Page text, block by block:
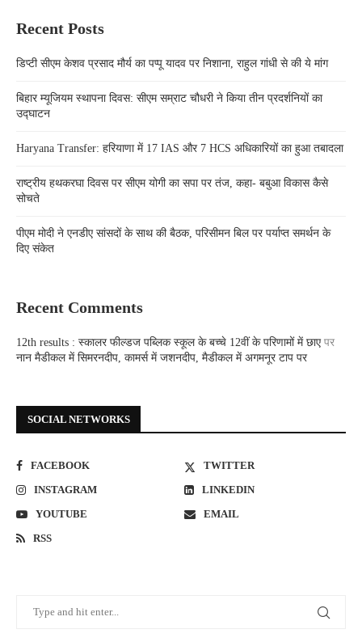
Recent Posts
डिप्टी सीएम केशव प्रसाद मौर्य का पप्पू यादव पर निशाना, राहुल गांधी से की ये मांग
बिहार म्यूजियम स्थापना दिवस: सीएम सम्राट चौधरी ने किया तीन प्रदर्शनियों का
उद्घाटन
Haryana Transfer: हरियाणा में 17 IAS और 7 HCS अधिकारियों का हुआ तबादला
राष्ट्रीय हथकरघा दिवस पर सीएम योगी का सपा पर तंज, कहा- बबुआ विकास कैसे
सोचते
पीएम मोदी ने एनडीए सांसदों के साथ की बैठक, परिसीमन बिल पर पर्याप्त समर्थन के
दिए संकेत
Recent Comments
12th results : स्कालर फील्डज पब्लिक स्कूल के बच्चे 12वीं के परिणामों में छाएपर
नान मैडीकल में सिमरनदीप, कामर्स में जशनदीप, मैडीकल में अगमनूर टाप पर
SOCIAL NETWORKS
FACEBOOK
TWITTER
INSTAGRAM
LINKEDIN
YOUTUBE
EMAIL
RSS